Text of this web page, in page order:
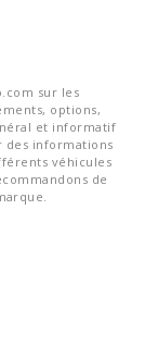
sur les
options,
et informatif
des informations
véhicules
de